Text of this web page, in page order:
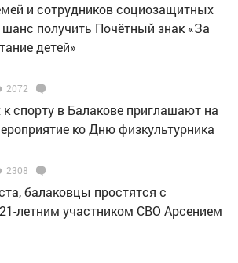
и сотрудников социозащитных
получить Почётный знак «За
детей»
2072
спорту в Балакове приглашают на
ко Дню физкультурника
2308
балаковцы простятся с
летним участником СВО Арсением